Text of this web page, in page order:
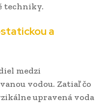
techniky.
a
medzi
vodou. Zatiaľ čo
upravená voda